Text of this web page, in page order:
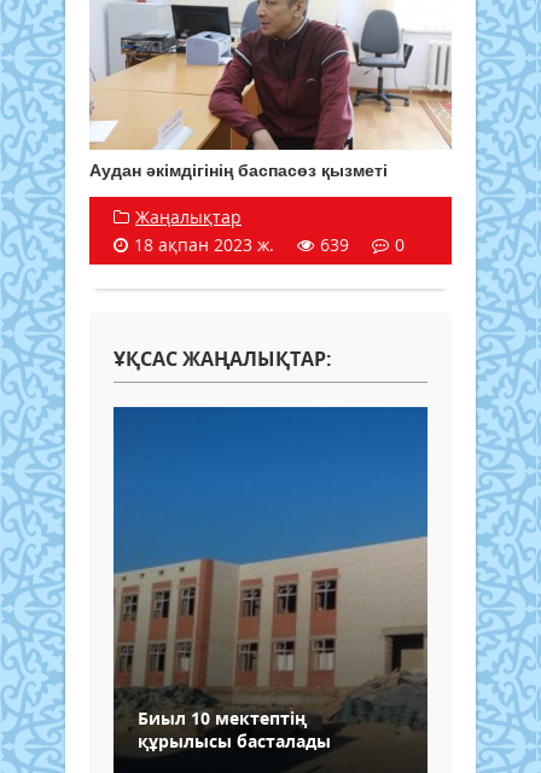
Аудан әкімдігінің баспасөз қызметі
Жаңалықтар
18 ақпан 2023 ж.
639 0
ҰҚСАС ЖАҢАЛЫҚТАР:
Биыл 10 мектептің
құрылысы басталады